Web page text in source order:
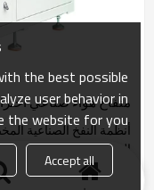
أنظمة النفخ الصناعية
الصرف الصحي لمحطات
the best possible
user behavior in
the website for you.
Accept all